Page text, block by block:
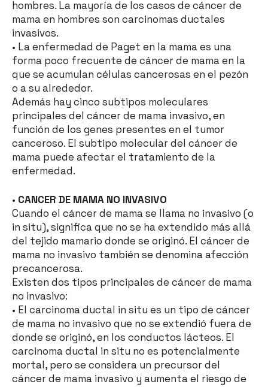
hombres. La mayoría de los casos de cáncer de
mama en hombres son carcinomas ductales
invasivos.
• La enfermedad de Paget en la mama es una
forma poco frecuente de cáncer de mama en la
que se acumulan células cancerosas en el pezón
o a su alrededor.
Además hay cinco subtipos moleculares
principales del cáncer de mama invasivo, en
función de los genes presentes en el tumor
canceroso. El subtipo molecular del cáncer de
mama puede afectar el tratamiento de la
enfermedad.
• CANCER DE MAMA NO INVASIVO
Cuando el cáncer de mama se llama no invasivo (o
in situ), significa que no se ha extendido más allá
del tejido mamario donde se originó. El cáncer de
mama no invasivo también se denomina afección
precancerosa.
Existen dos tipos principales de cáncer de mama
no invasivo:
• El carcinoma ductal in situ es un tipo de cáncer
de mama no invasivo que no se extendió fuera de
donde se originó, en los conductos lácteos. El
carcinoma ductal in situ no es potencialmente
mortal, pero se considera un precursor del
cáncer de mama invasivo y aumenta el riesgo de